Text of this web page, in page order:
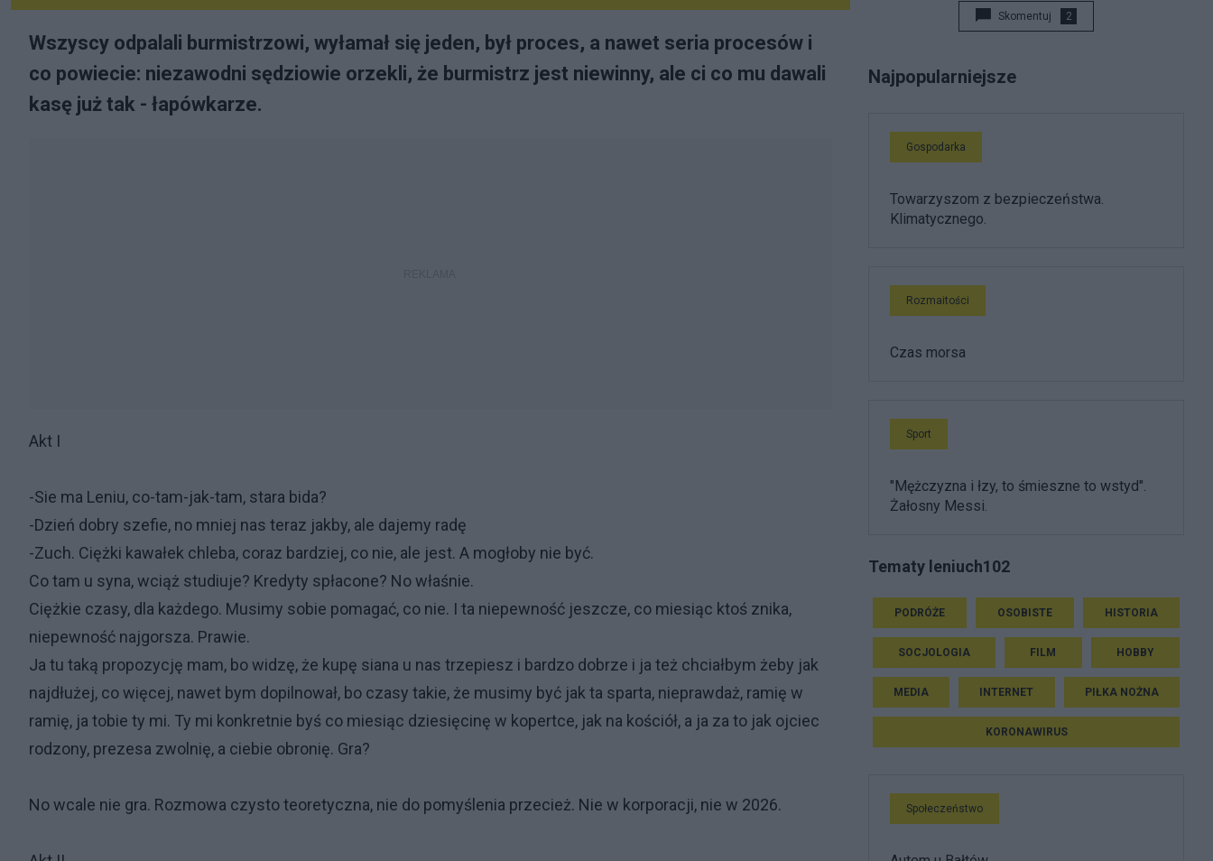
Wszyscy odpalali burmistrzowi, wyłamał się jeden, był proces, a nawet seria procesów i
co powiecie: niezawodni sędziowie orzekli, że burmistrz jest niewinny, ale ci co mu dawali
kasę już tak - łapówkarze.
Akt I
-Sie ma Leniu, co-tam-jak-tam, stara bida?
-Dzień dobry szefie, no mniej nas teraz jakby, ale dajemy radę
-Zuch. Ciężki kawałek chleba, coraz bardziej, co nie, ale jest. A mogłoby nie być.
Co tam u syna, wciąż studiuje? Kredyty spłacone? No właśnie.
Ciężkie czasy, dla każdego. Musimy sobie pomagać, co nie. I ta niepewność jeszcze, co miesiąc ktoś znika,
niepewność najgorsza. Prawie.
Ja tu taką propozycję mam, bo widzę, że kupę siana u nas trzepiesz i bardzo dobrze i ja też chciałbym żeby jak
najdłużej, co więcej, nawet bym dopilnował, bo czasy takie, że musimy być jak ta sparta, nieprawdaż, ramię w
ramię, ja tobie ty mi. Ty mi konkretnie byś co miesiąc dziesięcinę w kopertce, jak na kościół, a ja za to jak ojciec
rodzony, prezesa zwolnię, a ciebie obronię. Gra?
No wcale nie gra. Rozmowa czysto teoretyczna, nie do pomyślenia przecież. Nie w korporacji, nie w 2026.
Skomentuj 2
Najpopularniejsze
Gospodarka
Towarzyszom z bezpieczeństwa.
Klimatycznego.
Rozmaitości
Czas morsa
Sport
"Mężczyzna i łzy, to śmieszne to wstyd".
Żałosny Messi.
Tematy leniuch102
PODRÓŻE OSOBISTE HISTORIA
SOCJOLOGIA FILM HOBBY
MEDIA INTERNET PIŁKA NOŻNA
KORONAWIRUS
Społeczeństwo